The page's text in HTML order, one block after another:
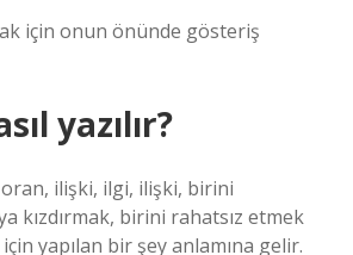
için onun önünde gösteriş
yazılır?
oran, ilişki, ilgi, ilişki, birini
kızdırmak, birini rahatsız etmek
yapılan bir şey anlamına gelir.